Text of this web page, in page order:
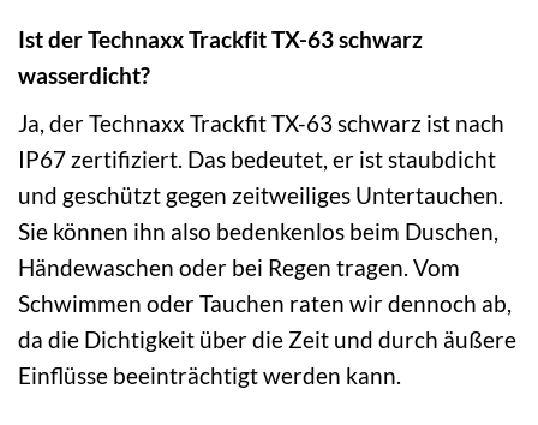
Ist der Technaxx Trackfit TX-63 schwarz
wasserdicht?
Ja, der Technaxx Trackfit TX-63 schwarz ist nach
IP67 zertifiziert. Das bedeutet, er ist staubdicht
und geschützt gegen zeitweiliges Untertauchen.
Sie können ihn also bedenkenlos beim Duschen,
Händewaschen oder bei Regen tragen. Vom
Schwimmen oder Tauchen raten wir dennoch ab,
da die Dichtigkeit über die Zeit und durch äußere
Einflüsse beeinträchtigt werden kann.